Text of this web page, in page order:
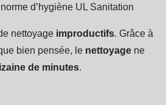
d’hygiène UL Sanitation
nettoyage improductifs. Grâce à
bien pensée, le nettoyage ne
de minutes.